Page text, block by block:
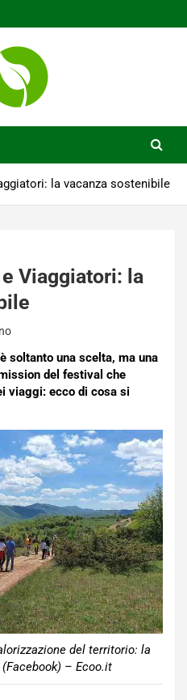
la vacanza sostenibile
Viaggiatori: la
soltanto una scelta, ma una
del festival che
viaggi: ecco di cosa si
del territorio: la
– Ecoo.it